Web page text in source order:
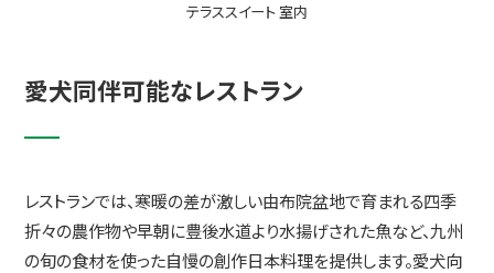
テラススイート 室内
愛犬同伴可能なレストラン
レストランでは、寒暖の差が激しい由布院盆地で育まれる四季
折々の農作物や早朝に豊後水道より水揚げされた魚など、九州
の旬の食材を使った自慢の創作日本料理を提供します。愛犬向